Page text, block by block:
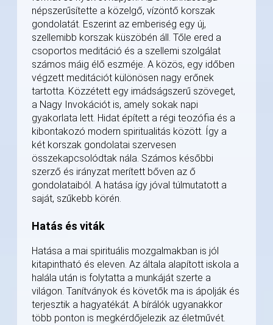
népszerűsítette a közelgő, vízöntő korszak
gondolatát. Eszerint az emberiség egy új,
szellemibb korszak küszöbén áll. Tőle ered a
csoportos meditáció és a szellemi szolgálat
számos máig élő eszméje. A közös, egy időben
végzett meditációt különösen nagy erőnek
tartotta. Közzétett egy imádságszerű szöveget,
a Nagy Invokációt is, amely sokak napi
gyakorlata lett. Hidat épített a régi teozófia és a
kibontakozó modern spiritualitás között. Így a
két korszak gondolatai szervesen
összekapcsolódtak nála. Számos későbbi
szerző és irányzat merített bőven az ő
gondolataiból. A hatása így jóval túlmutatott a
saját, szűkebb körén.
Hatás és viták
Hatása a mai spirituális mozgalmakban is jól
kitapintható és eleven. Az általa alapított iskola a
halála után is folytatta a munkáját szerte a
világon. Tanítványok és követők ma is ápolják és
terjesztik a hagyatékát. A bírálók ugyanakkor
több ponton is megkérdőjelezik az életművét.